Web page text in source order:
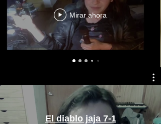
Mirar ahora
El diablo jaja 7-1